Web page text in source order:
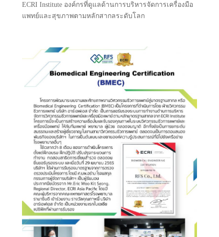
ECRI Institute องค์กรที่ดูแลด้านการบริหารจัดการเครื่องมือ
แพทย์และสุขภาพตามหลักสากลระดับโลก